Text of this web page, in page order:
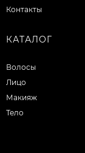
Контакты
КАТАЛОГ
Волосы
Лицо
Макияж
Тело